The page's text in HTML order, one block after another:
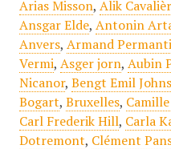
Arias Misson, Alik
Ansgar Elde, Antonin
Anvers, Armand
Vermi, Asger jorn, Aubin
Nicanor, Bengt Emil
Bogart, Bruxelles,
Carl Frederik Hill, Carla
Dotremont, Clément